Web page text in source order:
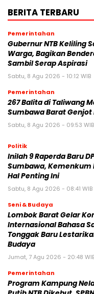
BERITA TERBARU
Pemerintahan
Gubernur NTB Keliling
Warga, Bagikan
Sambil Serap Aspirasi
Sabtu, 8 Agu 2026 - 10:12 WIB
Pemerintahan
267 Balita di Taliwang
Sumbawa Barat
Sabtu, 8 Agu 2026 - 09:53 WIB
Politik
Inilah 9 Raperda Baru
Sumbawa, Kemenkum
Hal Penting Ini
Sabtu, 8 Agu 2026 - 08:41 WIB
Seni & Budaya
Lombok Barat Gelar
Internasional Bahasa
Tonggak Baru
Budaya
Jumat, 7 Agu 2026 - 20:48
Pemerintahan
Program Kampung